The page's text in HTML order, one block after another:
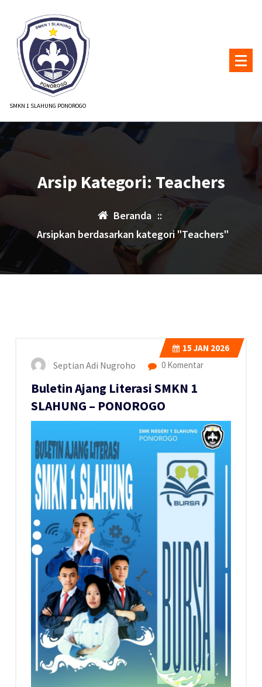
konten
SMKN 1 SLAHUNG PONOROGO
Arsip Kategori: Teachers
Beranda ::
Arsipkan berdasarkan kategori "Teachers"
15 JAN 2026
Septian Adi Nugroho 0 Komentar
Buletin Ajang Literasi SMKN 1
SLAHUNG – PONOROGO